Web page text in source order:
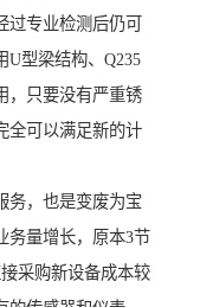
专业检测后仍可
U型梁结构、Q235
，只要没有严重锈
全可以满足新的计
务，也是变废为宝
务量增长，原本3节
采购新设备成本较